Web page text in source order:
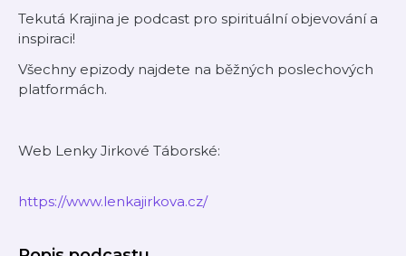
Tekutá Krajina je podcast pro spirituální objevování a
inspiraci!
Všechny epizody najdete na běžných poslechových
platformách.
Web Lenky Jirkové Táborské:
https://www.lenkajirkova.cz/